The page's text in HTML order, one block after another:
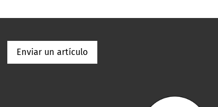
Enviar un artículo